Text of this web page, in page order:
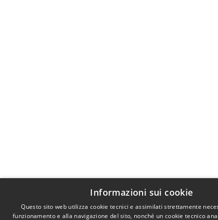
Informazioni sui cookie
Questo sito web utilizza cookie tecnici e assimilati strettamente
funzionamento e alla navigazione del sito, nonché un cookie tecnico